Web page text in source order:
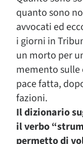
quanto sono
avvocati ed
i giorni in
un morto per
memento
pace fatta,
fazioni.
Il dizionario
il verbo
permetto di